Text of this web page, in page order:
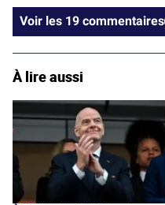
Voir les 19 commentaires
À lire aussi